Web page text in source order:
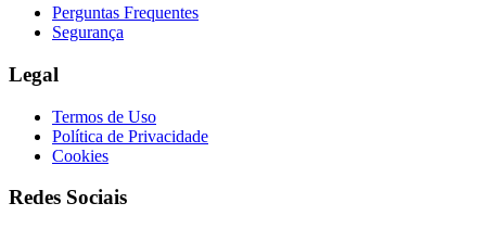
Perguntas Frequentes
Segurança
Legal
Termos de Uso
Política de Privacidade
Cookies
Redes Sociais